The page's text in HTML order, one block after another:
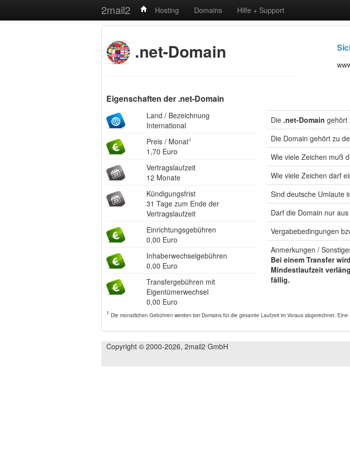
2mail2 Hosting Domains Hilfe + Support
.net-Domain
Eigenschaften der .net-Domain
Land / Bezeichnung
International
Preis / Monat1
1,70 Euro
Vertragslaufzeit
12 Monate
Kündigungsfrist
31 Tage zum Ende der
Vertragslaufzeit
Einrichtungsgebühren
0,00 Euro
Inhaberwechselgebühren
0,00 Euro
Transfergebühren mit
Eigentümerwechsel
0,00 Euro
Die .net-Domain gehört
Die Domain gehört zu
Wie viele Zeichen muß
Wie viele Zeichen darf
Sind deutsche Umlaute
Darf die Domain nur
Vergabebedingungen
Anmerkungen /
Bei einem Transfer
Mindestlaufzeit
fällig.
1 Die monatlichen Gebühren werden bei Domains für die gesamte Laufzeit im Voraus abgerechnet.
Copyright © 2000-2026, 2mail2 GmbH